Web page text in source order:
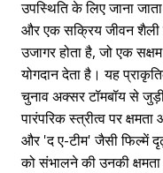
उपस्थिति के लिए जाना
और एक सक्रिय जीवन शैली
उजागर होता है, जो एक
योगदान देता है। यह
चुनाव अक्सर टॉमबॉय से
पारंपरिक स्त्रीत्व पर
और 'द ए-टीम' जैसी फिल्में
को संभालने की उनकी क्षमता